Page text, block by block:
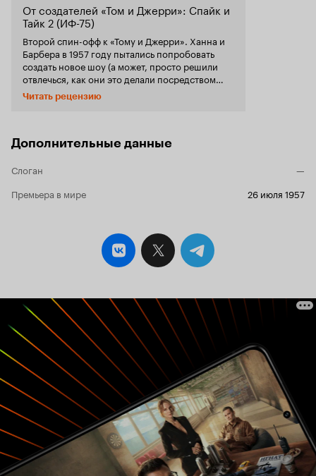
От создателей «Том и Джерри»: Спайк и
Тайк 2 (ИФ-75)
Второй спин-офф к «Тому и Джерри». Ханна и
Барбера в 1957 году пытались попробовать
создать новое шоу (а может, просто решили
отвлечься, как они это делали посредством
ремейков) про пса Спайка и его сынка Тайка.
Увы, вышло всего два эпизода. Эта серия
остальных котов. Мышей в эпизоде нет, но
есть, над чем смеяться. Получилось невероятно
домашний кот (в этот раз это Бутч), вкусив
охранным агентством «Спайк и Тайк». Эти псы
не пропустят абы кого. Причем они оба
действуют очень профессионально. Анимация
ночного двора получилась очень атмосферной.
плюсов к эпизоду. Финал, как и в первом
эпизоде, получился весьма добрым. 10 из 10
Scalped by Hannabar in 07/04/2014.
Читать рецензию
Дополнительные данные
Слоган
—
Премьера в мире
26 июля 1957